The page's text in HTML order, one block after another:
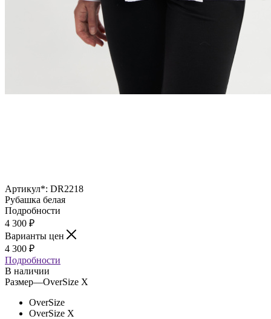
Артикул*: DR2218
Рубашка белая
Подробности
4 300 ₽
Варианты цен
4 300 ₽
Подробности
В наличии
Размер—OverSize X
OverSize
OverSize X